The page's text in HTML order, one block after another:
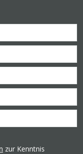
zur Kenntnis